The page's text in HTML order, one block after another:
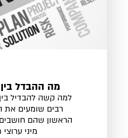
מה ההבדל
למה קשה להבדיל
רבים שומעים את
הראשון שהם
מיני